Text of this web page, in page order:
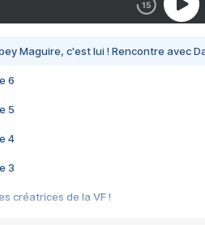
Maguire, c'est lui ! Rencontre avec
6
5
4
3
créatrices de la VF !